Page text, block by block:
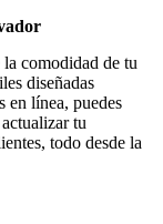
comodidad de tu
diseñadas
en línea, puedes
tu
todo desde la